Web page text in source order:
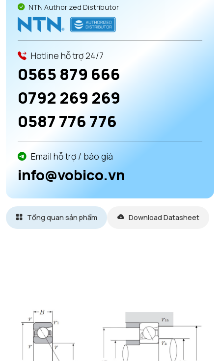
NTN Authorized Distributor
Hotline hỗ trợ 24/7
0565 879 666
0792 269 269
0587 776 776
Email hỗ trợ / báo giá
info@vobico.vn
Tổng quan sản phẩm Download Datasheet